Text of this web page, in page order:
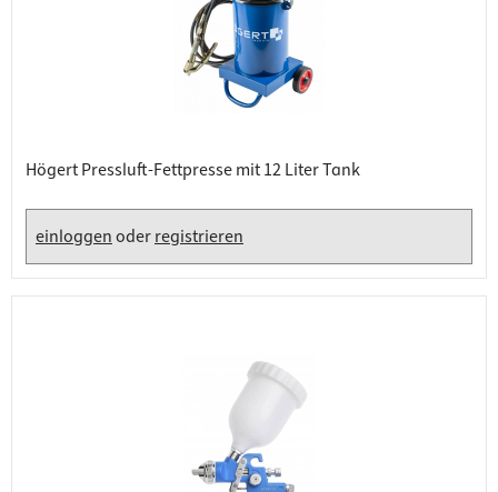
Högert Pressluft-Fettpresse mit 12 Liter Tank
einloggenoderregistrieren